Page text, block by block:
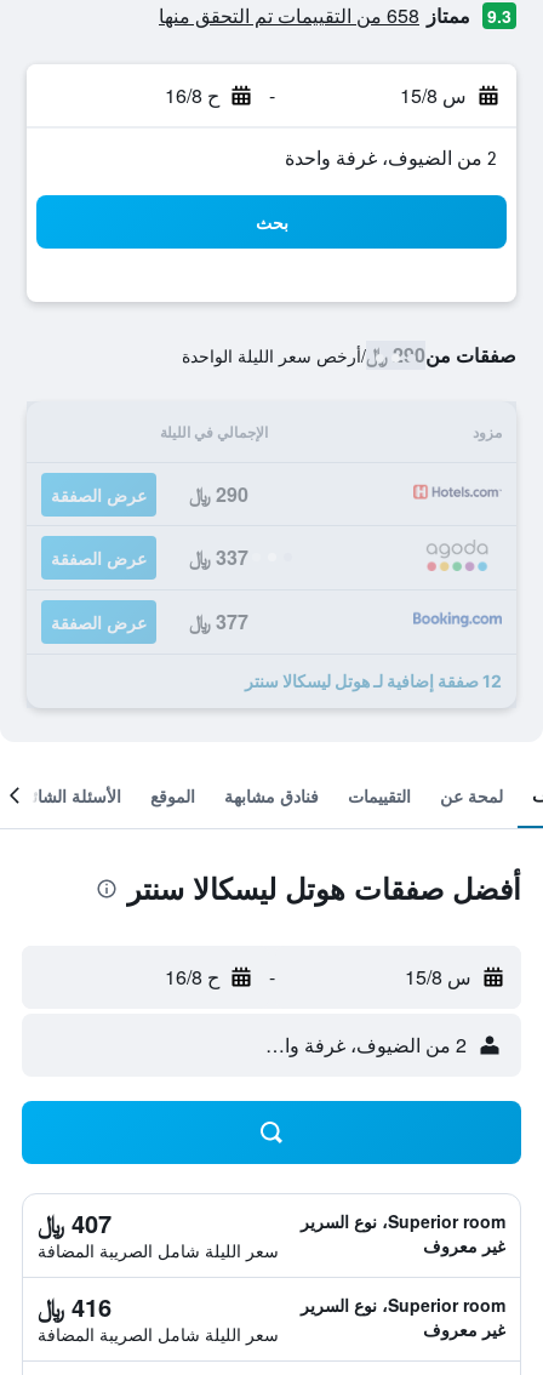
9.3 ممتاز 658 من التقييمات تم التحقق منها
س 15/8 - ح 16/8
2 من الضيوف، غرفة واحدة
بحث
صفقات من290 ﷼ /أرخص سعر الليلة الواحدة
مزود الإجمالي في الليلة
290 ﷼ عرض الصفقة
337 ﷼ عرض الصفقة
377 ﷼ عرض الصفقة
12 صفقة إضافية لـ هوتل ليسكالا سنتر
لمحة عن التقييمات فنادق مشابهة الموقع الأسئلة الشائعة
أفضل صفقات هوتل ليسكالا سنتر
س 15/8 - ح 16/8
2 من الضيوف، غرفة واحدة
Superior room، نوع السرير
غير معروف
407 ﷼
سعر الليلة شامل الصريبة المضافة
Superior room، نوع السرير
غير معروف
416 ﷼
سعر الليلة شامل الصريبة المضافة